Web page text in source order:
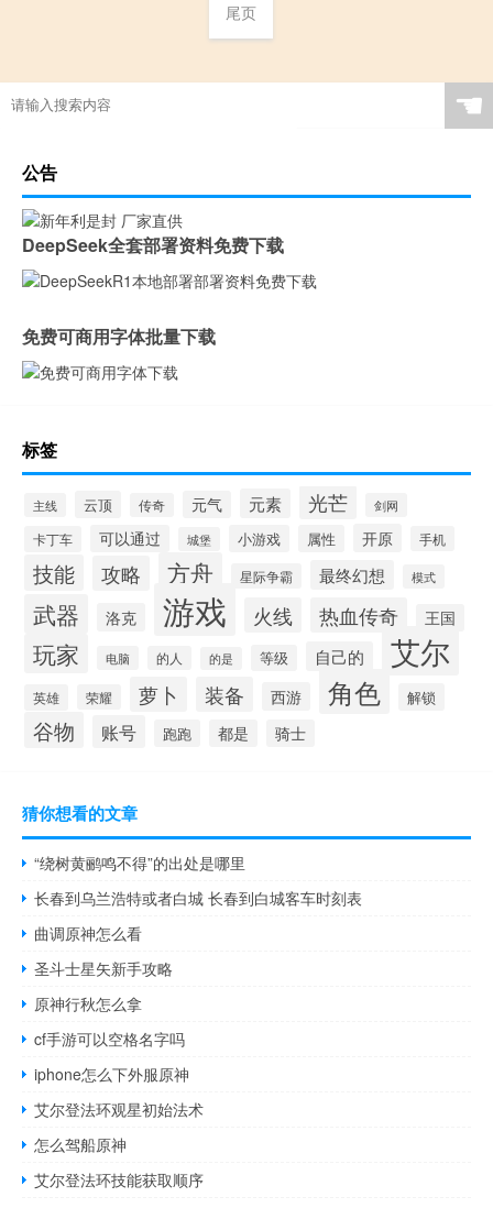
尾页
☚
公告
DeepSeek全套部署资料免费下载
免费可商用字体批量下载
标签
主线 云顶 传奇 元气 元素 光芒 剑网
卡丁车 可以通过 城堡 小游戏 属性 开原 手机
技能 攻略 方舟 星际争霸 最终幻想 模式
武器 洛克 游戏 火线 热血传奇 王国
玩家 电脑 的人 的是 等级 自己的 艾尔
英雄 荣耀 萝卜 装备 西游 角色 解锁
谷物 账号 跑跑 都是 骑士
猜你想看的文章
“绕树黄鹂鸣不得”的出处是哪里
长春到乌兰浩特或者白城 长春到白城客车时刻表
曲调原神怎么看
圣斗士星矢新手攻略
原神行秋怎么拿
cf手游可以空格名字吗
iphone怎么下外服原神
艾尔登法环观星初始法术
怎么驾船原神
艾尔登法环技能获取顺序